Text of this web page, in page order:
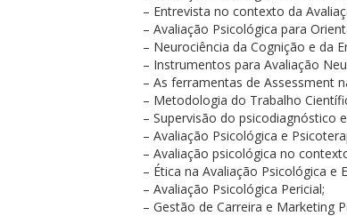
– Entrevista no contexto da
– Avaliação Psicológica para
– Neurociência da Cognição e da
– Instrumentos para Avaliação
– As ferramentas de Assessment
– Metodologia do Trabalho
– Supervisão do psicodiagnóstico
– Avaliação Psicológica e
– Avaliação psicológica no
– Ética na Avaliação Psicológica e
– Avaliação Psicológica Pericial;
– Gestão de Carreira e Marketing